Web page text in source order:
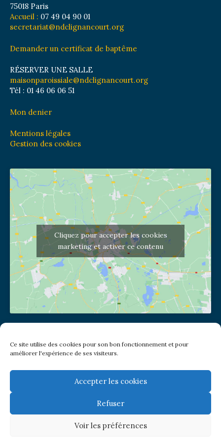
Ce site utilise des cookies pour son bon fonctionnement et pour
améliorer l'expérience de ses visiteurs.
Accepter les cookies
Refuser
Voir les préférences
75018 Paris
Accueil : 07 49 04 90 01
secretariat@ndclignancourt.org
Demander un certificat de baptême
RÉSERVER UNE SALLE
maisonparoissiale@ndclignancourt.org
Tél : 01 46 06 06 51
Mon denier
Mentions légales
Gestion des cookies
Cliquez pour accepter les cookies
marketing et activer ce contenu
(pas de courrier à cette adresse)
2 place Jules Joffrin - 75018
Metro: Jules Joffrin ou Simplon
Bus : Mairie du XVIII
Newsletter